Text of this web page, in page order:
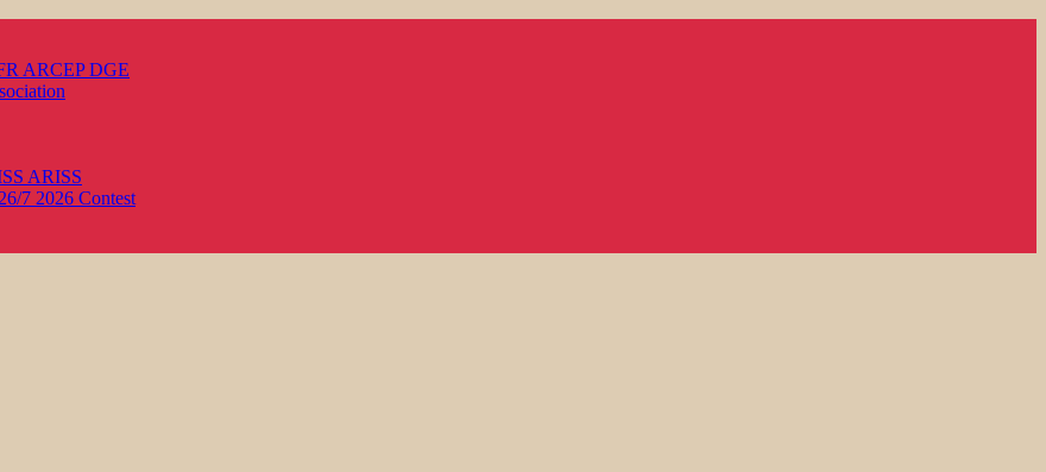
ARCEP DGE
ARISS
7 2026 Contest